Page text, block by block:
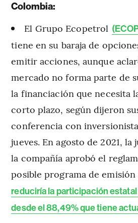
Colombia:
El Grupo Ecopetrol
tiene en su baraja de
emitir acciones, aunque
mercado no forma parte de
la financiación que necesita
corto plazo, según dijeron
conferencia con
jueves. En agosto de 2021,
la compañía aprobó el
posible programa de
reduciría la participación
desde el 88,49% que tiene